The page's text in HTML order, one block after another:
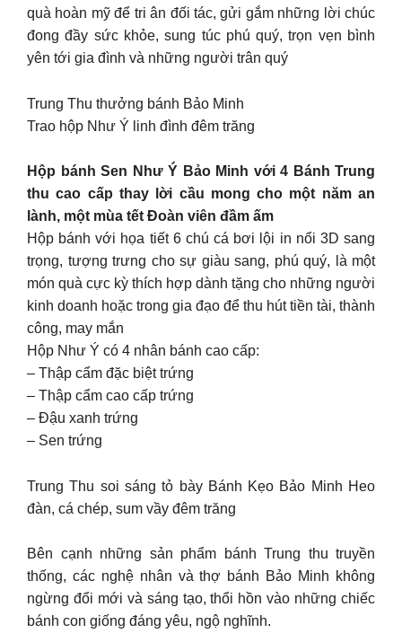
quà hoàn mỹ để tri ân đối tác, gửi gắm những lời chúc
đong đầy sức khỏe, sung túc phú quý, trọn vẹn bình
yên tới gia đình và những người trân quý
Trung Thu thưởng bánh Bảo Minh
Trao hộp Như Ý linh đình đêm trăng
Hộp bánh Sen Như Ý Bảo Minh với 4 Bánh Trung
thu cao cấp thay lời cầu mong cho một năm an
lành, một mùa tết Đoàn viên đầm ấm
Hộp bánh với họa tiết 6 chú cá bơi lội in nổi 3D sang
trọng, tượng trưng cho sự giàu sang, phú quý, là một
món quà cực kỳ thích hợp dành tặng cho những người
kinh doanh hoặc trong gia đạo để thu hút tiền tài, thành
công, may mắn
Hộp Như Ý có 4 nhân bánh cao cấp:
– Thập cẩm đặc biệt trứng
– Thập cẩm cao cấp trứng
– Đậu xanh trứng
– Sen trứng
Trung Thu soi sáng tỏ bày Bánh Kẹo Bảo Minh Heo
đàn, cá chép, sum vầy đêm trăng
Bên cạnh những sản phẩm bánh Trung thu truyền
thống, các nghệ nhân và thợ bánh Bảo Minh không
ngừng đổi mới và sáng tạo, thổi hồn vào những chiếc
bánh con giống đáng yêu, ngộ nghĩnh.